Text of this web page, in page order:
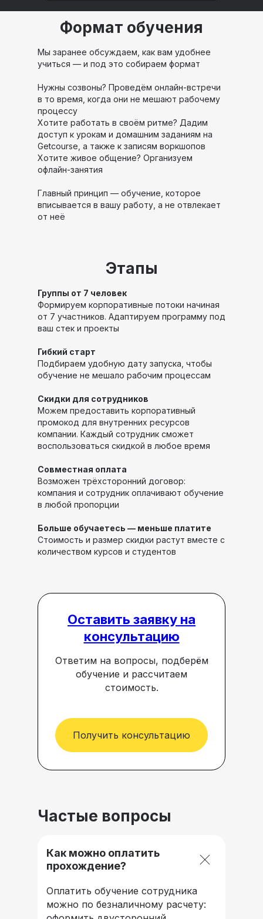
Формат обучения
Мы заранее обсуждаем, как вам удобнее
учиться — и под это собираем формат
Нужны созвоны? Проведём онлайн-встречи
в то время, когда они не мешают рабочему
процессу
Хотите работать в своём ритме? Дадим
доступ к урокам и домашним заданиям на
Getcourse, а также к записям воркшопов
Хотите живое общение? Организуем
офлайн-занятия
Главный принцип — обучение, которое
вписывается в вашу работу, а не отвлекает
от неё
Этапы
Группы от 7 человек
Формируем корпоративные потоки начиная
от 7 участников. Адаптируем программу под
ваш стек и проекты
Гибкий старт
Подбираем удобную дату запуска, чтобы
обучение не мешало рабочим процессам
Скидки для сотрудников
Можем предоставить корпоративный
промокод для внутренних ресурсов
компании. Каждый сотрудник сможет
воспользоваться скидкой в любое время
Совместная оплата
Возможен трёхсторонний договор:
компания и сотрудник оплачивают обучение
в любой пропорции
Больше обучаетесь — меньше платите
Стоимость и размер скидки растут вместе с
количеством курсов и студентов
Оставить заявку на
консультацию
Ответим на вопросы, подберём
обучение и рассчитаем
стоимость.
Получить консультацию
Частые вопросы
Как можно оплатить
прохождение?
Оплатить обучение сотрудника
можно по безналичному расчету: